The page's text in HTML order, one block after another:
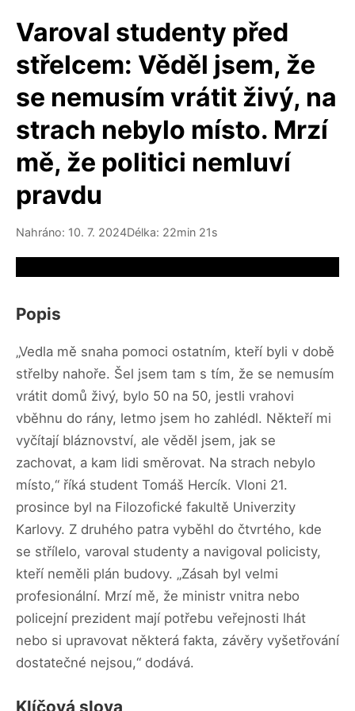
Varoval studenty před
střelcem: Věděl jsem, že
se nemusím vrátit živý, na
strach nebylo místo. Mrzí
mě, že politici nemluví
pravdu
Nahráno: 10. 7. 2024Délka: 22min 21s
Popis
„Vedla mě snaha pomoci ostatním, kteří byli v době
střelby nahoře. Šel jsem tam s tím, že se nemusím
vrátit domů živý, bylo 50 na 50, jestli vrahovi
vběhnu do rány, letmo jsem ho zahlédl. Někteří mi
vyčítají bláznovství, ale věděl jsem, jak se
zachovat, a kam lidi směrovat. Na strach nebylo
místo,“ říká student Tomáš Hercík. Vloni 21.
prosince byl na Filozofické fakultě Univerzity
Karlovy. Z druhého patra vyběhl do čtvrtého, kde
se střílelo, varoval studenty a navigoval policisty,
kteří neměli plán budovy. „Zásah byl velmi
profesionální. Mrzí mě, že ministr vnitra nebo
policejní prezident mají potřebu veřejnosti lhát
nebo si upravovat některá fakta, závěry vyšetřování
dostatečné nejsou,“ dodává.
Klíčová slova